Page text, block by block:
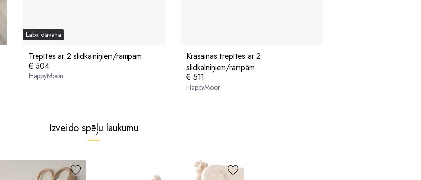
Laba dāvana
Trepītes ar 2 slidkalniņiem/rampām
€ 504
HappyMoon
Krāsainas trepītes ar 2
slidkalniņiem/rampām
€ 511
HappyMoon
Izveido spēļu laukumu